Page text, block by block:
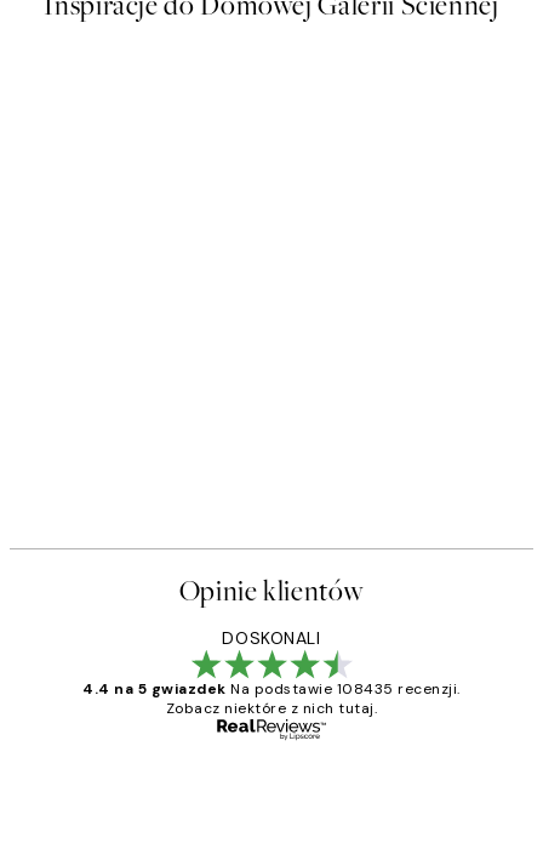
Opinie klientów
DOSKONALI
4.4 na 5 gwiazdek Na podstawie 108435 recenzji.
Zobacz niektóre z nich tutaj.